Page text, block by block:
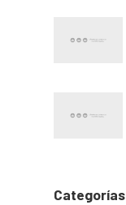
Categorías